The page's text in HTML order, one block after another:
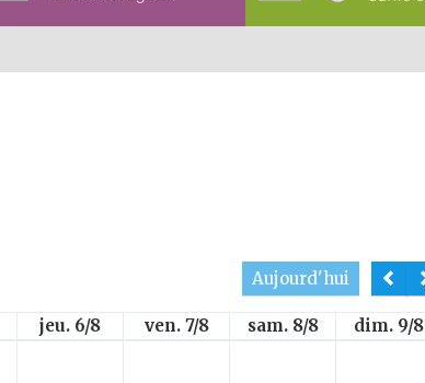
Aujourd'hui
jeu. 6/8 ven. 7/8 sam. 8/8
dim. 9/8